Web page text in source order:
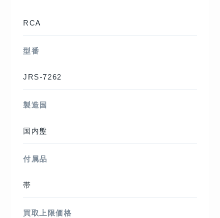
RCA
型番
JRS-7262
製造国
国内盤
付属品
帯
買取上限価格